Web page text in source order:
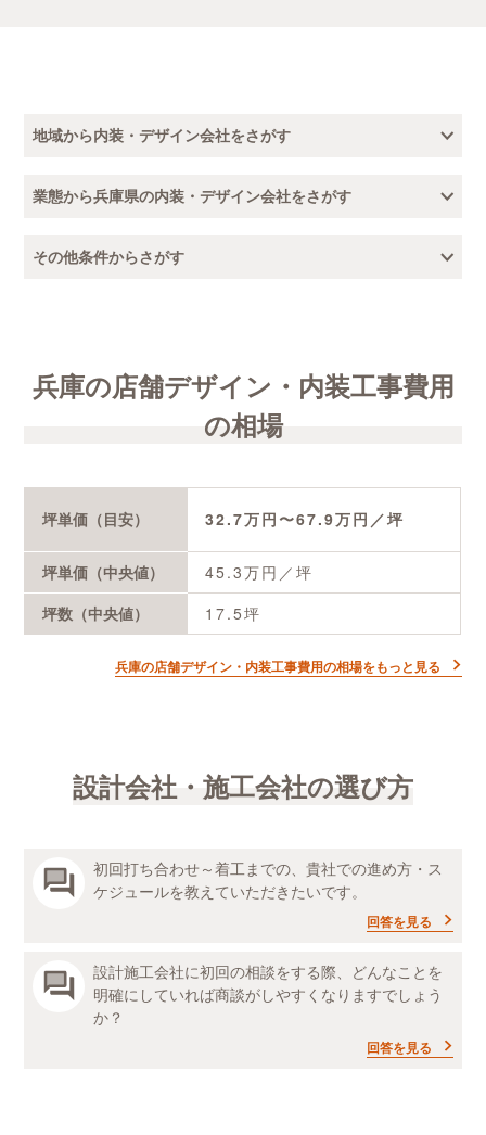
地域から内装・デザイン会社をさがす
業態から兵庫県の内装・デザイン会社をさがす
その他条件からさがす
兵庫の店舗デザイン・内装工事費用
の相場
坪単価（目安） 32.7万円〜67.9万円／坪
坪単価（中央値） 45.3万円／坪
坪数（中央値）
17.5坪
兵庫の店舗デザイン・内装工事費用の相場をもっと見る
設計会社・施工会社の選び方
初回打ち合わせ～着工までの、貴社での進め方・ス
ケジュールを教えていただきたいです。
回答を見る
設計施工会社に初回の相談をする際、どんなことを
明確にしていれば商談がしやすくなりますでしょう
か？
回答を見る